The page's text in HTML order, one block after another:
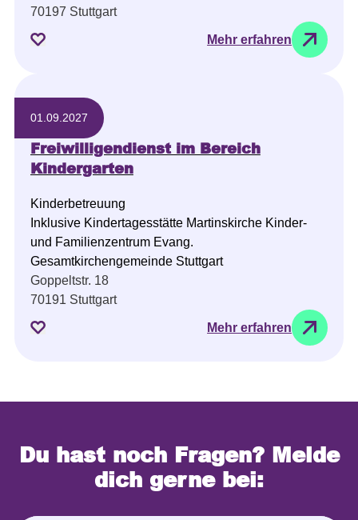
70197 Stuttgart
Mehr erfahren
01.09.2027
Freiwilligendienst im Bereich
Kindergarten
Kinderbetreuung
Inklusive Kindertagesstätte Martinskirche Kinder-
und Familienzentrum Evang.
Gesamtkirchengemeinde Stuttgart
Goppeltstr. 18
70191 Stuttgart
Mehr erfahren
Du hast noch Fragen? Melde
dich gerne bei: